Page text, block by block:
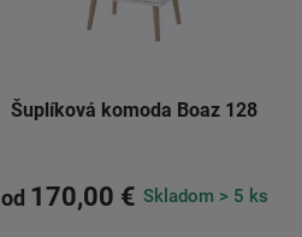
Šuplíková komoda Boaz 128
od 170,00 € Skladom > 5 ks